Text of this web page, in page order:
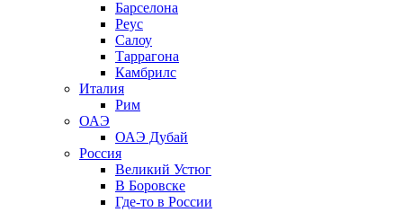
Барселона
Реус
Салоу
Таррагона
Камбрилс
Италия
Рим
ОАЭ
ОАЭ Дубай
Россия
Великий Устюг
В Боровске
Где-то в России